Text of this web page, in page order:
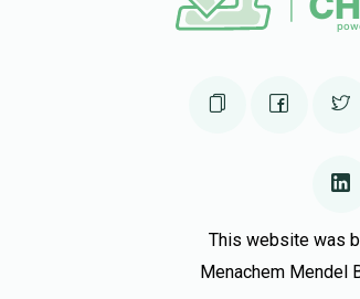
This website was
Menachem Mendel